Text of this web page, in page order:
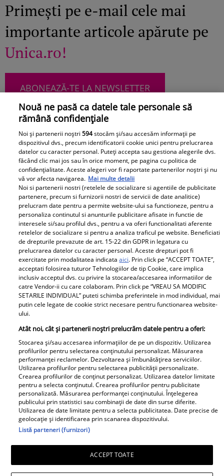
Primești pe e-mail cele mai
importante articole apărute pe
Unica.ro!
ABONEAZĂ-TE LA NEWSLETTER
Urmărește-ne pe Facebook Like
Pariază responsabil! Decizia ONJN nr. 821/25.09.2025.
Jocurile de noroc sunt interzise minorilor.
Despre Unica.ro
Publicitate
Echipa Unica.ro
Contact
Politica de cookies
Politica de
confidențialitate
Taguri
Știri
GSP
Avantaje
Viva
Libertatea pentru femei
Program TV
Retete practice
Calculator sarcina
Nouă ne pasă ca datele tale personale să
rămână confidențiale
Noi și partenerii noștri594stocăm și/sau accesăm informații pe
dispozitivul dvs., precum identificatorii cookie unici pentru prelucrarea
datelor cu caracter personal. Puteți accepta sau gestiona alegerile dvs.
făcând clic mai jos sau în orice moment, pe pagina cu politica de
confidențialitate. Aceste alegeri vor fi raportate partenerilor noștri și nu
vă vor afecta navigarea. Mai multe detalii
Noi si partenerii nostri (retelele de socializare si agentiile de publicitate
partenere, precum si furnizorii nostri de servicii de date analitice)
prelucram date pentru a permite website-ului sa functioneze, pentru a
personaliza continutul si anunturile publicitare afisate in functie de
interesele si/sau profilul dvs., pentru a va oferi functionalitati aferente
retelelor de socializare si pentru a analiza traficul pe website. Beneficiati
de drepturile prevazute de art. 15-22 din GDPR in legatura cu
prelucrarea datelor cu caracter personal. Aceste drepturi pot fi
exercitate prin modalitatea indicataaici. Prin click pe “ACCEPT TOATE”,
acceptati folosirea tuturor Tehnologiilor de tip Cookie, care implica
inclusiv acceptul dvs. cu privire la stocarea/accesarea informatiilor de
catre Vendor-ii cu care colaboram. Prin click pe “VREAU SA MODIFIC
SETARILE INDIVIDUAL” puteti schimba preferintele in mod individual, mai
putin cele legate de cookie strict necesare pentru functionarea website-
ului.
Atât noi, cât și partenerii noștri prelucrăm datele pentru a oferi:
Stocarea și/sau accesarea informațiilor de pe un dispozitiv. Utilizarea
profilurilor pentru selectarea conținutului personalizat. Măsurarea
performanței reclamelor. Dezvoltarea și îmbunătățirea serviciilor.
Utilizarea profilurilor pentru selectarea publicității personalizate.
Crearea profilurilor de conținut personalizat. Utilizarea datelor limitate
pentru a selecta conținutul. Crearea profilurilor pentru publicitate
personalizată. Măsurarea performanței conținutului. Înțelegerea
publicului prin statistici sau combinații de date din surse diferite.
Utilizarea de date limitate pentru a selecta publicitatea. Date precise de
geolocație și identificarea prin scanarea dispozitivului.
Listă parteneri (furnizori)
ACCEPT TOATE